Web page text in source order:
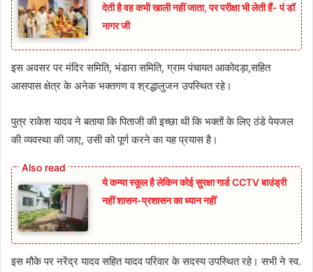
देती है वह कभी खाली नहीं जाता, पर परीक्षा भी लेती हैं- पं डॉ
नागर जी
इस अवसर पर मंदिर समिति, भंडारा समिति, ग्राम पंचायत आकोदड़ा,सहित
आसपास क्षेत्र के अनेक भक्तगण व श्रद्धालुजन उपस्थित रहे।
पुत्र राकेश यादव ने बताया कि पिताजी की इच्छा थी कि भक्तों के लिए ठंडे पेयजल
की व्यवस्था की जाए, उसी को पूर्ण करने का यह प्रयास है।
ये कन्या स्कूल है लेकिन कोई सुरक्षा गार्ड CCTV बाउंड्री
नहीं शासन-प्रशासन का ध्यान नहीं
इस मौके पर नरेंद्र यादव सहित यादव परिवार के सदस्य उपस्थित रहे। सभी ने स्व.